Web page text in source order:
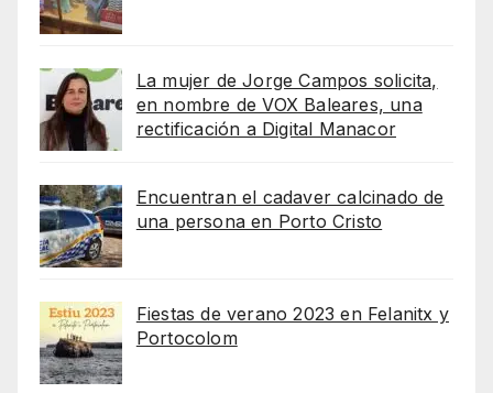
La mujer de Jorge Campos solicita,
en nombre de VOX Baleares, una
rectificación a Digital Manacor
Encuentran el cadaver calcinado de
una persona en Porto Cristo
Fiestas de verano 2023 en Felanitx y
Portocolom